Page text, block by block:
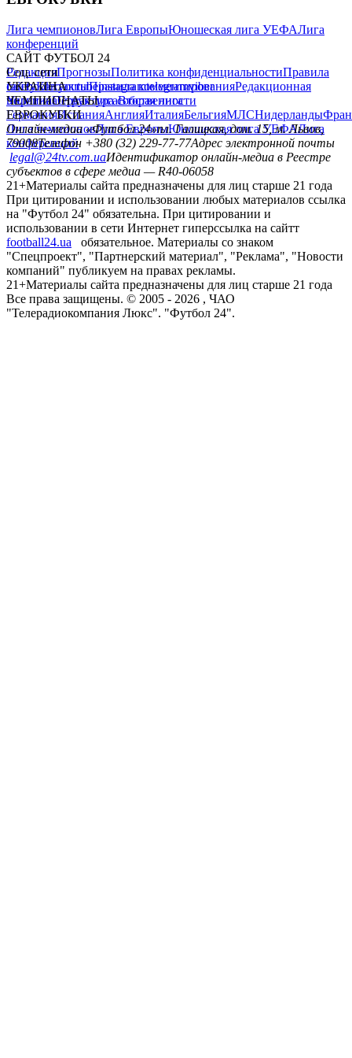
Лига чемпионовЛига ЕвропыЮношеская лига УЕФАЛига
конференций
САЙТ ФУТБОЛ 24
РедакцияПрогнозыПолитика конфиденциальностиПравила
сайтуКонтактыПравила комментированияРедакционная
политикаСтруктура собственности
Соц. сети
facebookxyoutubeinstagramtelegramviber
УКРАИНА
УкраинаПервая лигаВторая лига
ЧЕМПИОНАТЫ
ГерманияИспанияАнглияИталияБельгияМЛСНидерланды
ЕВРОКУБКИ
Лига чемпионовЛига ЕвропыЮношеская лига УЕФАЛига
конференций
Онлайн-медиа «Футбол 24»пл. Галицкая, дом. 15, м. Львов,
79008Телефон +380 (32) 229-77-77Адрес электронной почты
legal@24tv.com.uaИдентификатор онлайн-медиа в Реестре
субъектов в сфере медиа — R40-06058
21+Материалы сайта предназначены для лиц старше 21 года
При цитировании и использовании любых материалов ссылка
на "Футбол 24" обязательна. При цитировании и
использовании в сети Интернет гиперссылка на сайтт
football24.ua
обязательное. Материалы со знаком
"Спецпроект", "Партнерский материал", "Реклама", "Новости
компаний" публикуем на правах рекламы.
21+Материалы сайта предназначены для лиц старше 21 года
Все права защищены. © 2005 - 2026 , ЧАО
"Телерадиокомпания Люкс". "Футбол 24".